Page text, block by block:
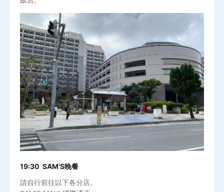
19:30 SAM'S晚餐
請自行前往以下各分店。